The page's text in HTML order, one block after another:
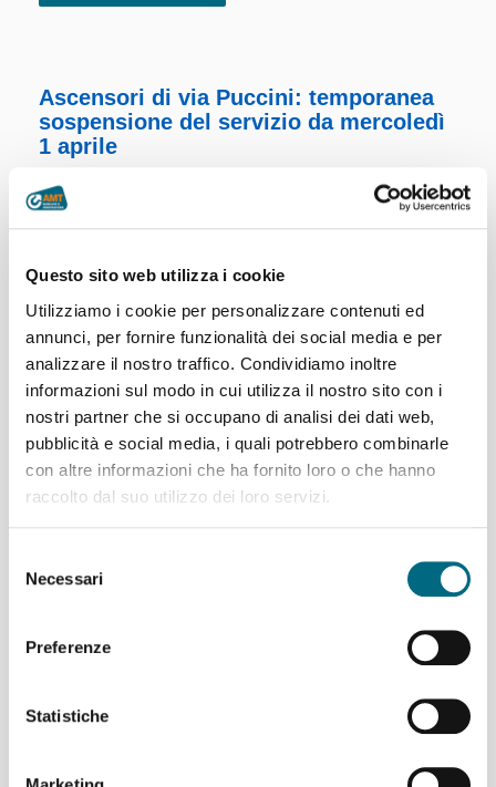
Questo sito web utilizza i cookie
Utilizziamo i cookie per personalizzare contenuti ed
annunci, per fornire funzionalità dei social media e per
analizzare il nostro traffico. Condividiamo inoltre
informazioni sul modo in cui utilizza il nostro sito con i
nostri partner che si occupano di analisi dei dati web,
pubblicità e social media, i quali potrebbero combinarle
con altre informazioni che ha fornito loro o che hanno
raccolto dal suo utilizzo dei loro servizi.
delNecessari
Preferenze
Statistiche
Ascensori di via Puccini: temporanea
sospensione del servizio da mercoledì
1 aprile
Per consentire lo svolgimento delle
attività direvisione decennale, a
ascensori di via Puccini
sospenderanno temporaneamente il
servizio. La revisione decennale,
obbligatoria per legge, comprende
una serie di complesse attività ad
ampio raggio, tra cui controlli non distruttivi sull’impianto e
verifiche approfondite su parti meccaniche ed elettriche. Al
termine dei lavori,...
Per saperne di più
temporanee variazioni di percorso
A seguito dell’interdizione al transito
per consentire lo svolgimento della